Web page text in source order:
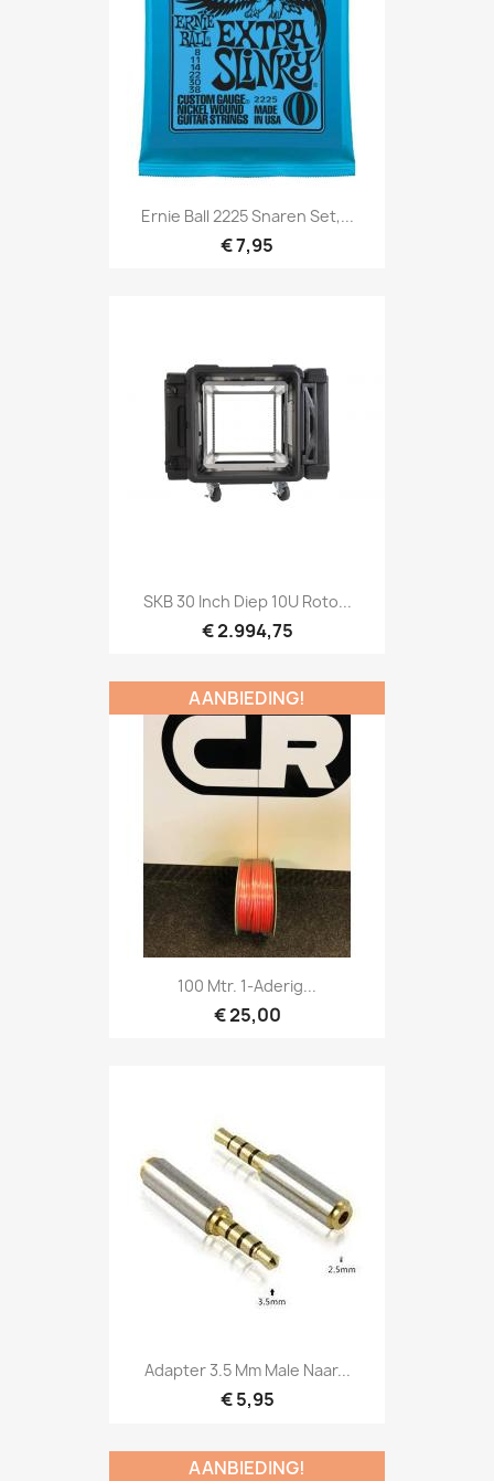
Snel bekijken
Ernie Ball 2225 Snaren Set,...
€ 7,95
Snel bekijken
SKB 30 Inch Diep 10U Roto...
€ 2.994,75
 Snel bekijken
100 Mtr. 1-Aderig...
€ 25,00
AANBIEDING!
Snel bekijken
Adapter 3.5 Mm Male Naar...
€ 5,95
AANBIEDING!